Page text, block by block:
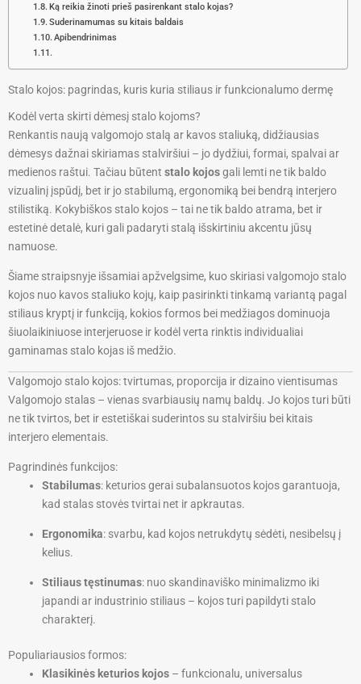
Ką reikia žinoti prieš pasirenkant stalo kojas?
Suderinamumas su kitais baldais
Apibendrinimas
Stalo kojos: pagrindas, kuris kuria stiliaus ir funkcionalumo dermę
Kodėl verta skirti dėmesį stalo kojoms?
Renkantis naują valgomojo stalą ar kavos staliuką, didžiausias
dėmesys dažnai skiriamas stalviršiui – jo dydžiui, formai, spalvai ar
medienos raštui. Tačiau būtent stalo kojosgali lemti ne tik baldo
vizualinį įspūdį, bet ir jo stabilumą, ergonomiką bei bendrą interjero
stilistiką. Kokybiškos stalo kojos – tai ne tik baldo atrama, bet ir
estetinė detalė, kuri gali padaryti stalą išskirtiniu akcentu jūsų
namuose.
Šiame straipsnyje išsamiai apžvelgsime, kuo skiriasi valgomojo stalo
kojos nuo kavos staliuko kojų, kaip pasirinkti tinkamą variantą pagal
stiliaus kryptį ir funkciją, kokios formos bei medžiagos dominuoja
šiuolaikiniuose interjeruose ir kodėl verta rinktis individualiai
gaminamas stalo kojas iš medžio.
Valgomojo stalo kojos: tvirtumas, proporcija ir dizaino vientisumas
Valgomojo stalas – vienas svarbiausių namų baldų. Jo kojos turi būti
ne tik tvirtos, bet ir estetiškai suderintos su stalviršiu bei kitais
interjero elementais.
Pagrindinės funkcijos:
Stabilumas: keturios gerai subalansuotos kojos garantuoja,
kad stalas stovės tvirtai net ir apkrautas.
Ergonomika: svarbu, kad kojos netrukdytų sėdėti, nesibelsų į
kelius.
Stiliaus tęstinumas: nuo skandinaviško minimalizmo iki
japandi ar industrinio stiliaus – kojos turi papildyti stalo
charakterį.
Populiariausios formos:
Klasikinės keturios kojos – funkcionalu, universalus